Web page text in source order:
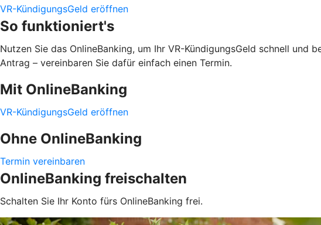
VR-KündigungsGeld eröffnen
So funktioniert's
Nutzen Sie das OnlineBanking, um Ihr VR-KündigungsGeld schnell
Antrag – vereinbaren Sie dafür einfach einen Termin.
Mit OnlineBanking
VR-KündigungsGeld eröffnen
Ohne OnlineBanking
Termin vereinbaren
OnlineBanking freischalten
Schalten Sie Ihr Konto fürs OnlineBanking frei.